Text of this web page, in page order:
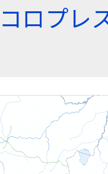
コロプレ